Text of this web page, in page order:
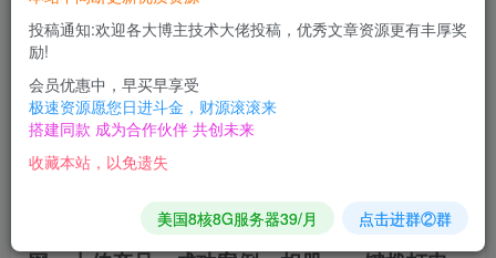
商品详情
小程序名片生成系统
一款基于ThinkPHP+原生微信小程序开发的可
在线生成电子名片的微信小程序，包含微官
投稿通知:欢迎各大博主技术大佬投稿，优秀文章资源更有丰厚奖
励!
会员优惠中，早买早享受
极速资源愿您日进斗金，财源滚滚来
搭建同款 成为合作伙伴 共创未来
收藏本站，以免遗失
美国8核8G服务器39/月 点击进群②群